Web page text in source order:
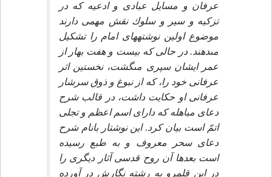
عرفان و مسايل عبادى و ادعيه كه در
تزكيه و سير و سلوك نقش مهمى دارند
موضوع اولين نوشته‏هاى امام را تشكيل
مى‏دهند. در حالى كه بيست و هفت بهار از
عمر ايشان سپرى مى‏گشت، نخستين اثر
عرفانى خود را، كه از نبوغ و ذوق سرشار
عرفانى او حكايت داشت، در قالب شرح
دعاى مباهله كه داراى اسم اعظم و تجلى
اتمّ است بيان كرد. اين نوشتار بانام شرح
دعاى سحر معروف و به طبع رسيده
است بعدها آن روح قدسى آثار ديگرى را
در اين قلمرو به رشته نگارش در آورده